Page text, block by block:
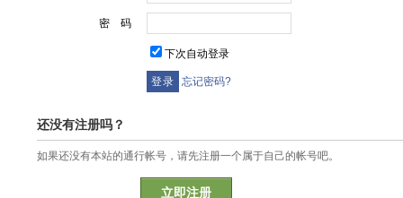
密 码
下次自动登录
忘记密码?
还没有注册吗？
如果还没有本站的通行帐号，请先注册一个属于自己的帐号吧。
立即注册